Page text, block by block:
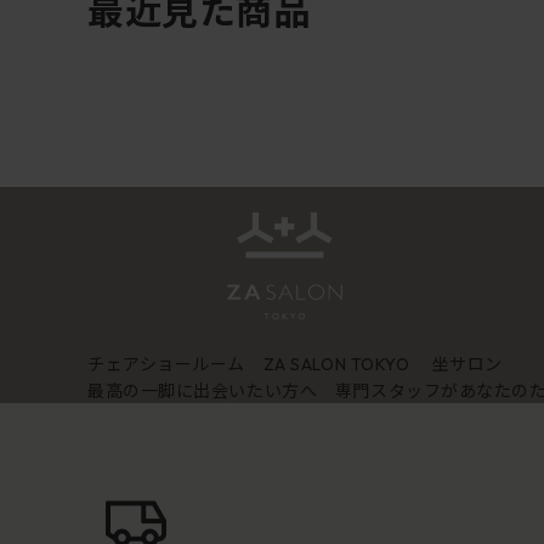
チェアショールーム ZA SALON TOKYO
坐サロン
最高の一脚に出会いたい方へ 専門スタッフがあなたの